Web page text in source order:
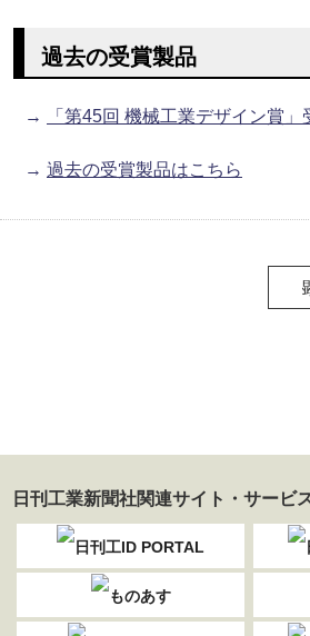
過去の受賞製品
→ 「第45回 機械工業デザイン賞
→ 過去の受賞製品はこちら
日刊工業新聞社関連サイト・サービ